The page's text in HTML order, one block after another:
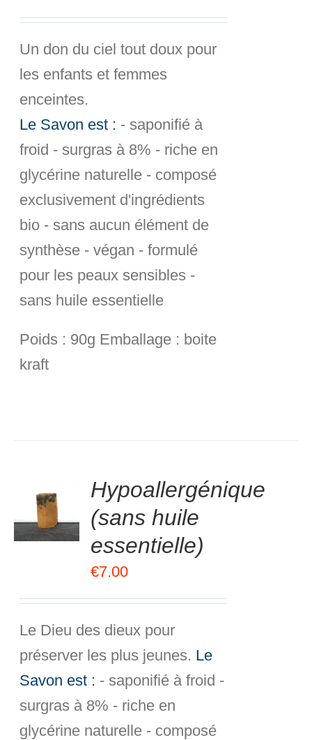
Un don du ciel tout doux pour
les enfants et femmes
enceintes.
Le Savon est : - saponifié à
froid - surgras à 8% - riche en
glycérine naturelle - composé
exclusivement d'ingrédients
bio - sans aucun élément de
synthèse - végan - formulé
pour les peaux sensibles -
sans huile essentielle
Poids : 90g Emballage : boite
kraft
Hypoallergénique
(sans huile
essentielle)
€7.00
Le Dieu des dieux pour
préserver les plus jeunes. Le
Savon est : - saponifié à froid -
surgras à 8% - riche en
glycérine naturelle - composé